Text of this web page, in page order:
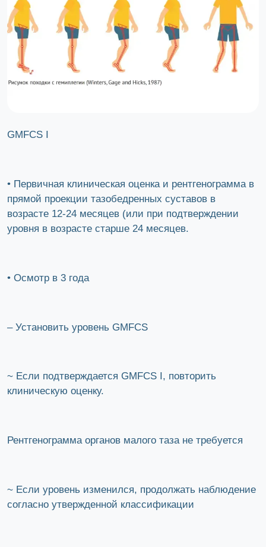
GMFCS I
• Первичная клиническая оценка и рентгенограмма в
прямой проекции тазобедренных суставов в
возрасте 12-24 месяцев (или при подтверждении
уровня в возрасте старше 24 месяцев.
• Осмотр в 3 года
– Установить уровень GMFCS
~ Если подтверждается GMFCS I, повторить
клиническую оценку.
Рентгенограмма органов малого таза не требуется
~ Если уровень изменился, продолжать наблюдение
согласно утвержденной классификации